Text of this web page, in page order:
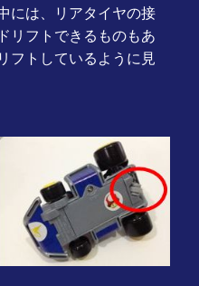
には、リアタイヤの接
リフトできるものもあ
フトしているように見